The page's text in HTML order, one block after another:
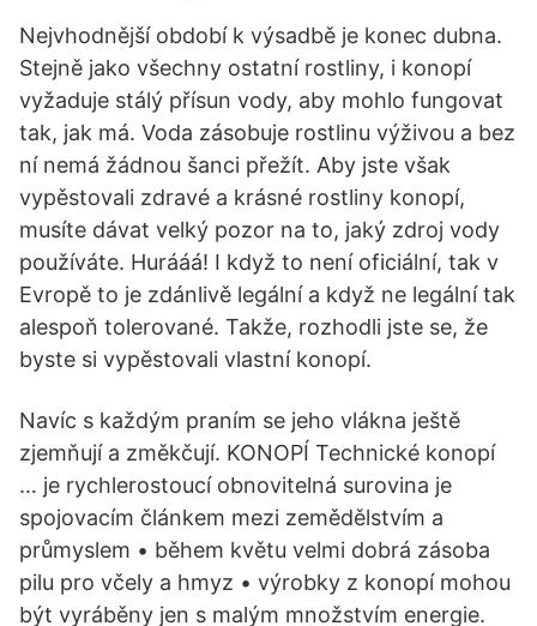
Nejvhodnější období k výsadbě je konec dubna.
Stejně jako všechny ostatní rostliny, i konopí
vyžaduje stálý přísun vody, aby mohlo fungovat
tak, jak má. Voda zásobuje rostlinu výživou a bez
ní nemá žádnou šanci přežít. Aby jste však
vypěstovali zdravé a krásné rostliny konopí,
musíte dávat velký pozor na to, jaký zdroj vody
používáte. Hurááá! I když to není oficiální, tak v
Evropě to je zdánlivě legální a když ne legální tak
alespoň tolerované. Takže, rozhodli jste se, že
byste si vypěstovali vlastní konopí.
Navíc s každým praním se jeho vlákna ještě
zjemňují a změkčují. KONOPÍ Technické konopí
… je rychlerostoucí obnovitelná surovina je
spojovacím článkem mezi zemědělstvím a
průmyslem • během květu velmi dobrá zásoba
pilu pro včely a hmyz • výrobky z konopí mohou
být vyráběny jen s malým množstvím energie.